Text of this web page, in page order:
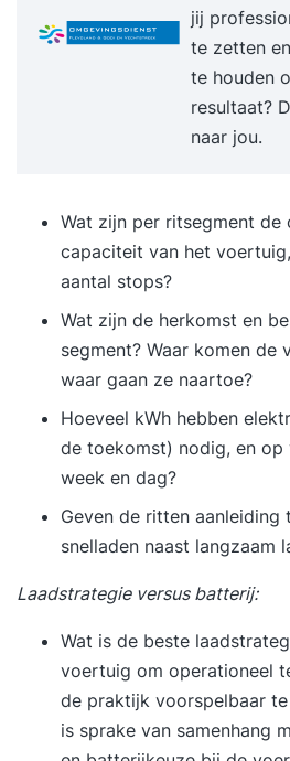
waardevolle discussies te
verschillende thema’s. Tussen de bijeenkomsten
door verdiep je je verder in
lezen van interessante
opdrachten en het bekijken
duurzaam ondernemen in je
afronding van de training
certificaat. Deze training is tevens onderdeel van
de opleiding Post-HBO
succesvol afronden van
verder ontwikkelen en krijg je
module binnen deze
jij
te zetten
te houden
resultaat?
naar jou.
Wat zijn per ritsegment de
capaciteit van het
aantal stops?
Wat zijn de herkomst en
segment? Waar komen de
waar gaan ze naartoe?
Hoeveel kWh hebben
de toekomst) nodig, en op
week en dag?
Geven de ritten
snelladen naast langzaam
Laadstrategie versus batterij:
Wat is de beste
voertuig om operationeel
de praktijk voorspelbaar
is sprake van samenhang